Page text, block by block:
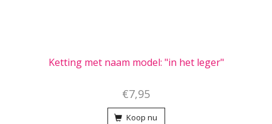
Ketting met naam model: "in het leger"
€7,95
Koop nu